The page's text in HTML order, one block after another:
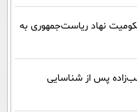
نهاد ریاست‌جمهوری به
پس از شناسایی